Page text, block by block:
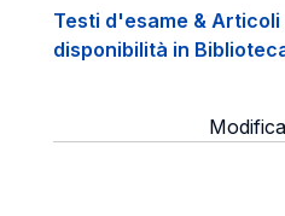
Testi d'esame &
disponibilità in